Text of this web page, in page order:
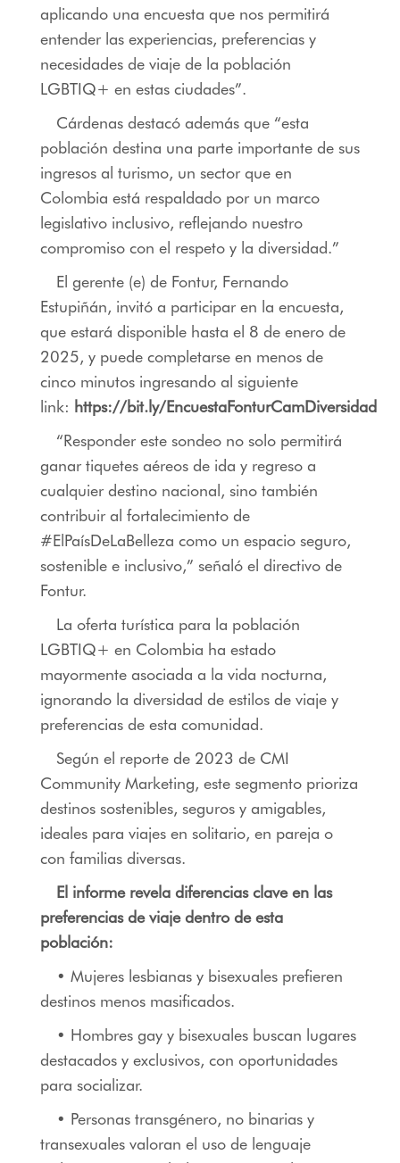
aplicando una encuesta que nos permitirá
entender las experiencias, preferencias y
necesidades de viaje de la población
LGBTIQ+ en estas ciudades”.
Cárdenas destacó además que “esta
población destina una parte importante de sus
ingresos al turismo, un sector que en
Colombia está respaldado por un marco
legislativo inclusivo, reflejando nuestro
compromiso con el respeto y la diversidad.”
El gerente (e) de Fontur, Fernando
Estupiñán, invitó a participar en la encuesta,
que estará disponible hasta el 8 de enero de
2025, y puede completarse en menos de
cinco minutos ingresando al siguiente
link: https://bit.ly/EncuestaFonturCamDiversidad
“Responder este sondeo no solo permitirá
ganar tiquetes aéreos de ida y regreso a
cualquier destino nacional, sino también
contribuir al fortalecimiento de
#ElPaísDeLaBelleza como un espacio seguro,
sostenible e inclusivo,” señaló el directivo de
Fontur.
La oferta turística para la población
LGBTIQ+ en Colombia ha estado
mayormente asociada a la vida nocturna,
ignorando la diversidad de estilos de viaje y
preferencias de esta comunidad.
Según el reporte de 2023 de CMI
Community Marketing, este segmento prioriza
destinos sostenibles, seguros y amigables,
ideales para viajes en solitario, en pareja o
con familias diversas.
El informe revela diferencias clave en las
preferencias de viaje dentro de esta
población:
• Mujeres lesbianas y bisexuales prefieren
destinos menos masificados.
• Hombres gay y bisexuales buscan lugares
destacados y exclusivos, con oportunidades
para socializar.
• Personas transgénero, no binarias y
transexuales valoran el uso de lenguaje